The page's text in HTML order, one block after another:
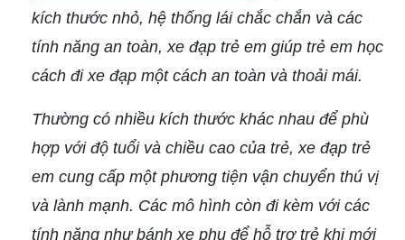
kích thước nhỏ, hệ thống lái chắc chắn và các
tính năng an toàn, xe đạp trẻ em giúp trẻ em học
cách đi xe đạp một cách an toàn và thoải mái.
Thường có nhiều kích thước khác nhau để phù
hợp với độ tuổi và chiều cao của trẻ, xe đạp trẻ
em cung cấp một phương tiện vận chuyển thú vị
và lành mạnh. Các mô hình còn đi kèm với các
tính năng như bánh xe phụ để hỗ trợ trẻ khi mới